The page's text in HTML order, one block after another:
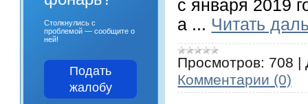
Столкнулись с
проблемой — сообщите о
ней!
Подать
жалобу
с января 2019
а ... Читать
Просмотров: 708 |
Комментарии (0)